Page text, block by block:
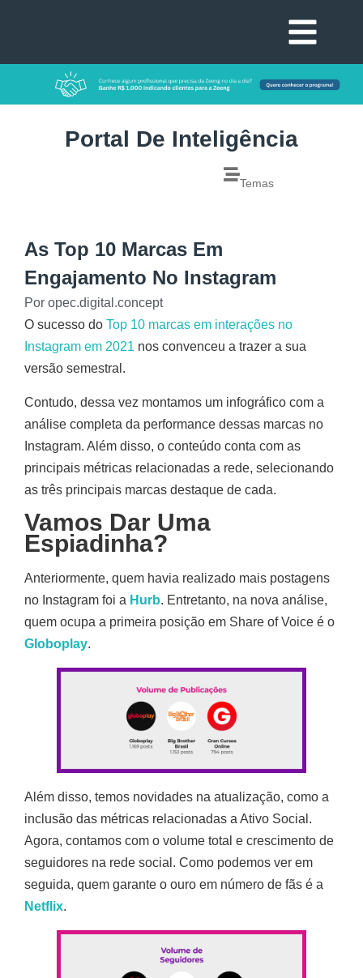
Portal De Inteligência
Temas
As Top 10 Marcas Em
Engajamento No Instagram
Por opec.digital.concept
O sucesso do Top 10 marcas em interações no
Instagram em 2021 nos convenceu a trazer a sua
versão semestral.
Contudo, dessa vez montamos um infográfico com a
análise completa da performance dessas marcas no
Instagram. Além disso, o conteúdo conta com as
principais métricas relacionadas a rede, selecionando
as três principais marcas destaque de cada.
Vamos Dar Uma
Espiadinha?
Anteriormente, quem havia realizado mais postagens
no Instagram foi a Hurb. Entretanto, na nova análise,
quem ocupa a primeira posição em Share of Voice é o
Globoplay.
Além disso, temos novidades na atualização, como a
inclusão das métricas relacionadas a Ativo Social.
Agora, contamos com o volume total e crescimento de
seguidores na rede social. Como podemos ver em
seguida, quem garante o ouro em número de fãs é a
Netflix.